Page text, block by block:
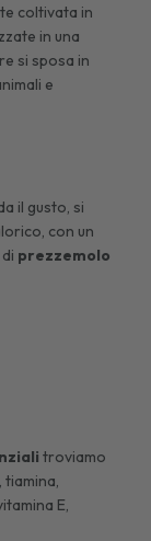
coltivata in
in una
si sposa in
e
il gusto, si
con un
prezzemolo
troviamo
tiamina,
E,